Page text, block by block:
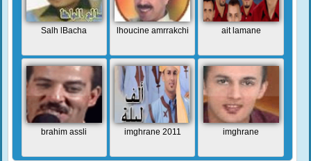
Salh lBacha lhoucine amrrakchi ait lamane
brahim assli imghrane 2011 imghrane